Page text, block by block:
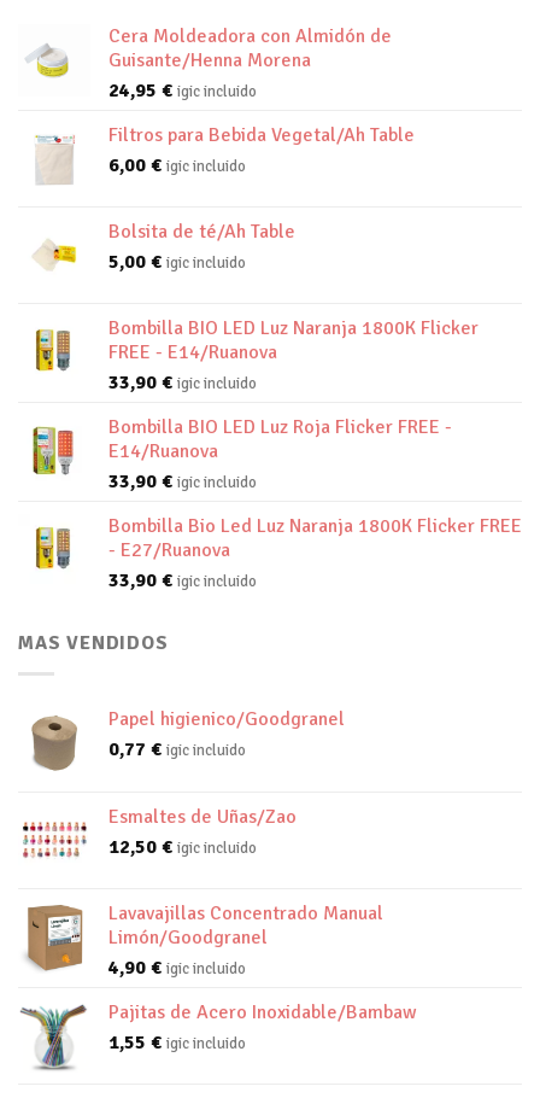
Cera Moldeadora con Almidón de
Guisante/Henna Morena
24,95 € igic incluido
Filtros para Bebida Vegetal/Ah Table
6,00 € igic incluido
Bolsita de té/Ah Table
5,00 € igic incluido
Bombilla BIO LED Luz Naranja 1800K Flicker
FREE - E14/Ruanova
33,90 € igic incluido
Bombilla BIO LED Luz Roja Flicker FREE -
E14/Ruanova
33,90 € igic incluido
Bombilla Bio Led Luz Naranja 1800K Flicker FREE
- E27/Ruanova
33,90 € igic incluido
MAS VENDIDOS
Papel higienico/Goodgranel
0,77 € igic incluido
Esmaltes de Uñas/Zao
12,50 € igic incluido
Lavavajillas Concentrado Manual
Limón/Goodgranel
4,90 € igic incluido
Pajitas de Acero Inoxidable/Bambaw
1,55 € igic incluido